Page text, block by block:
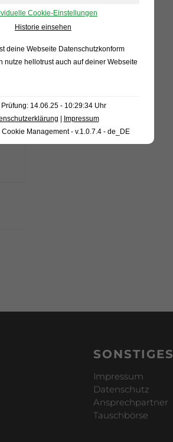
SONSTIGES
Impressum
Datenschutz
Ansprechpartner
Tauschbörse
Cookie-Einstellungen
Historie einsehen
deine Webseite Datenschutzkonform
nutze hellotrust auch auf deiner Webseite
Prüfung: 14.06.25 - 10:29:34 Uhr
Impressum
Management - v.1.0.7.4 - de_DE